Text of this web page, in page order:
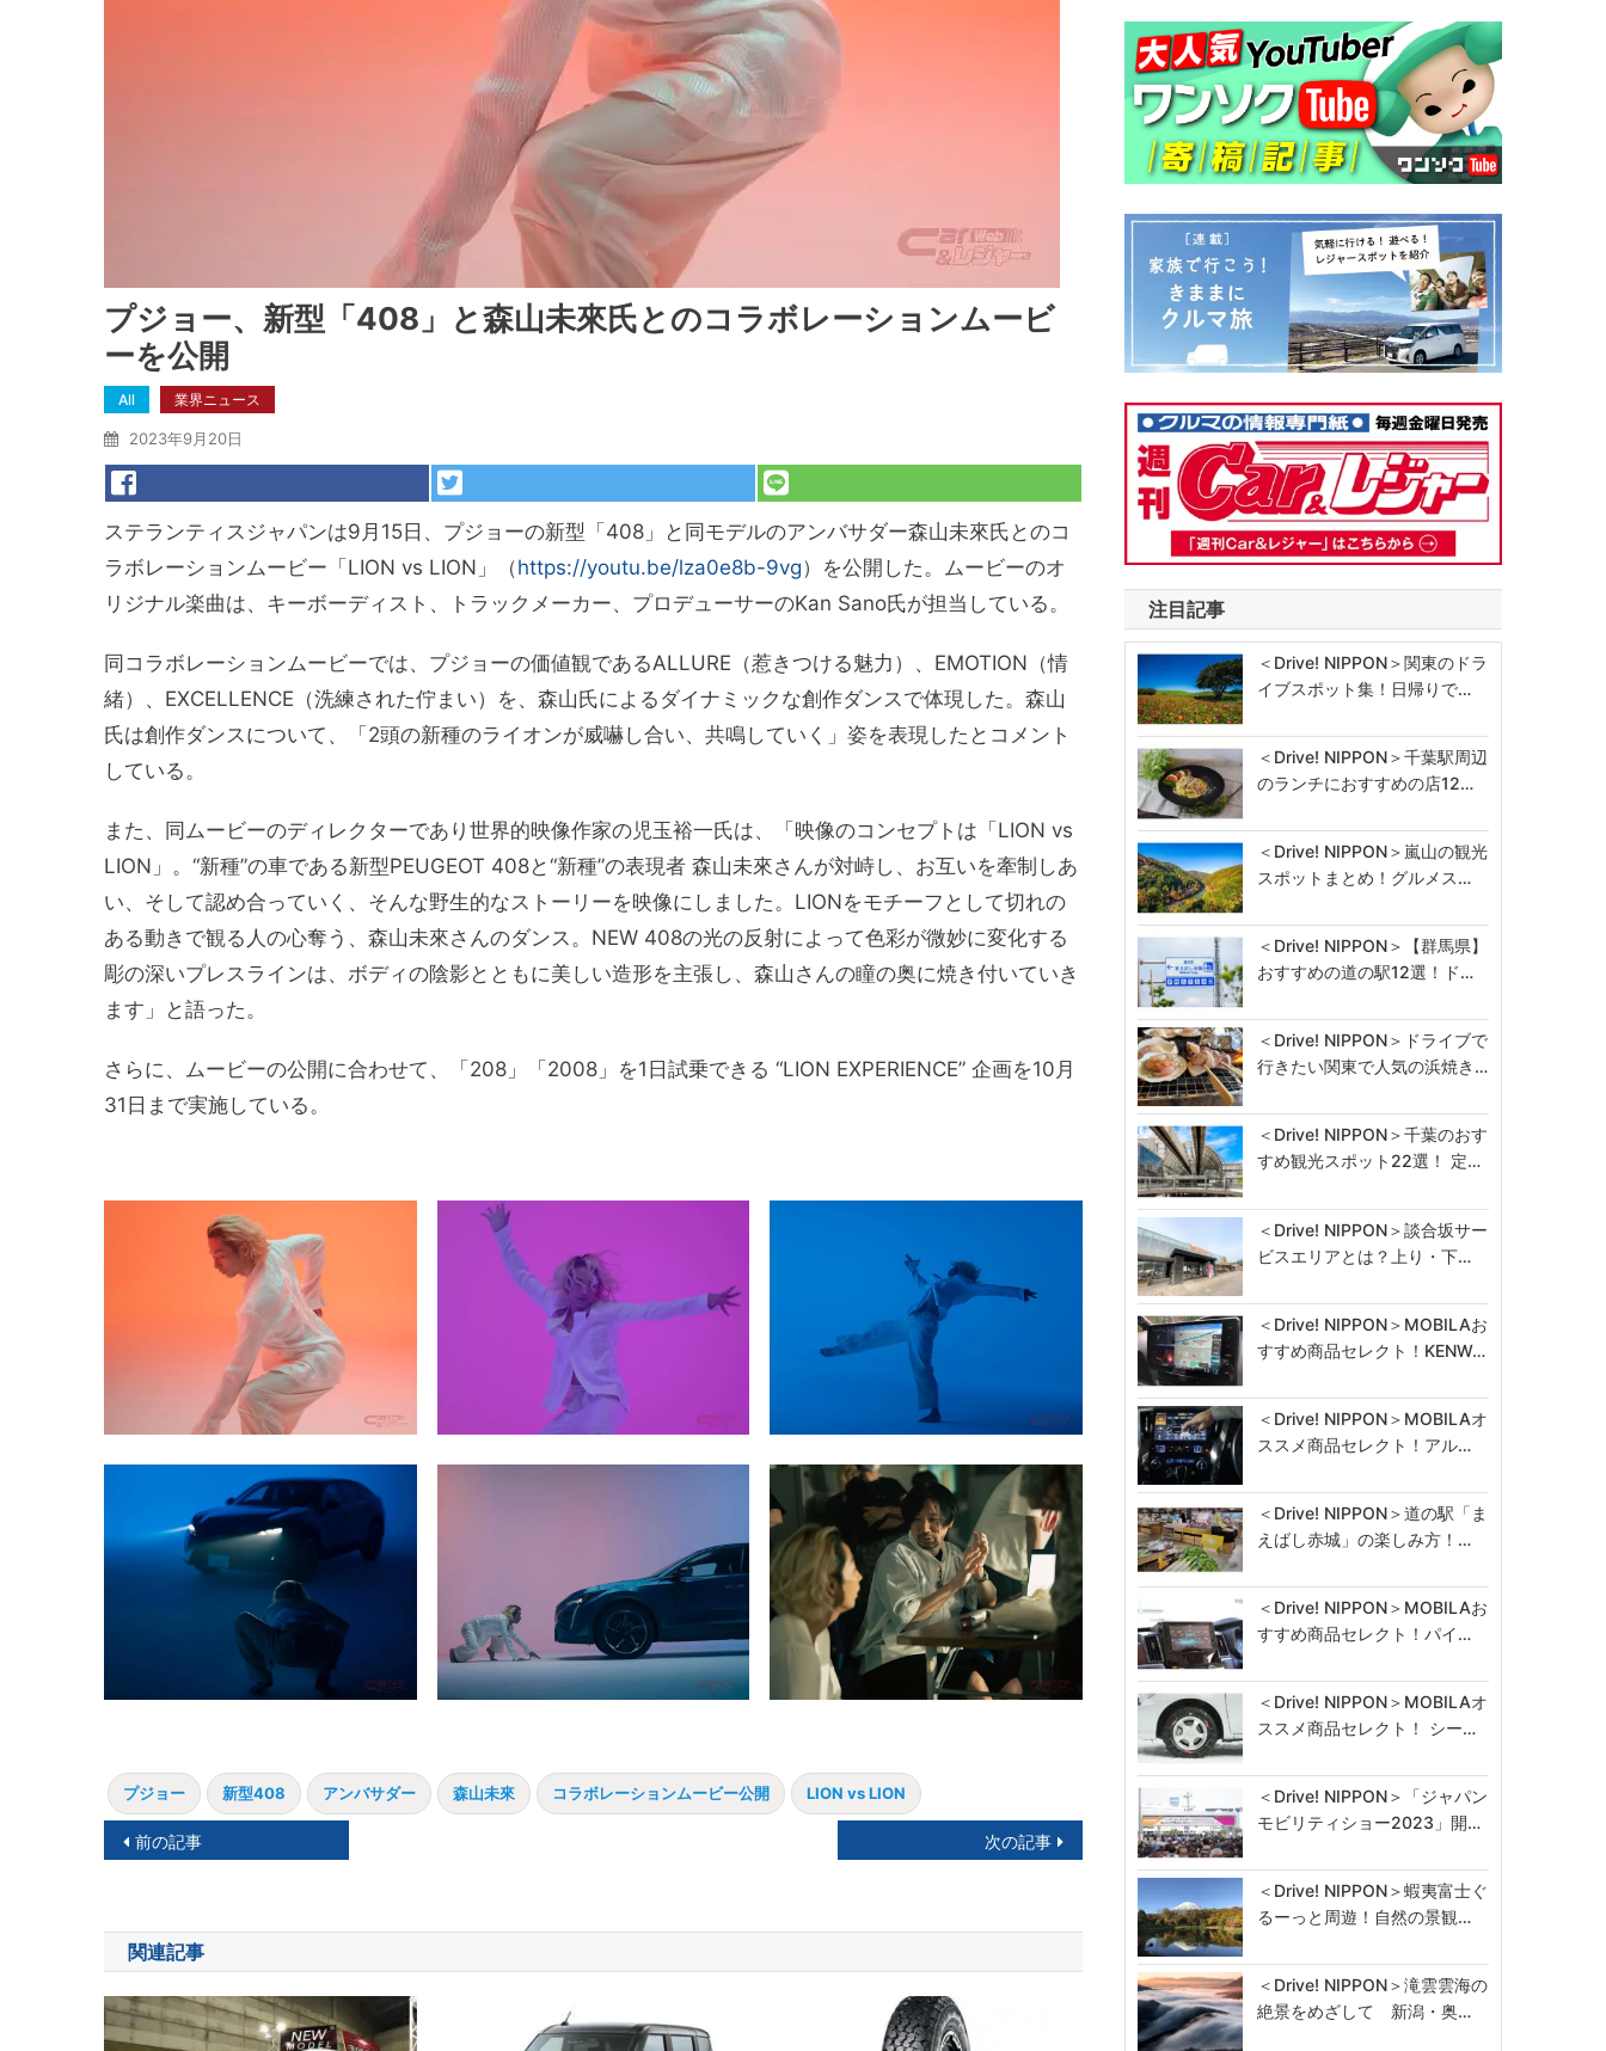
プジョー、新型「408」と森山未來氏とのコラボレーションムービ
ーを公開
All 業界ニュース
2023年9月20日
ステランティスジャパンは9月15日、プジョーの新型「408」と同モデルのアンバサダー森山未來氏とのコ
ラボレーションムービー「LION vs LION」（https://youtu.be/lza0e8b-9vg）を公開した。ムービーのオ
リジナル楽曲は、キーボーディスト、トラックメーカー、プロデューサーのKan Sano氏が担当している。
同コラボレーションムービーでは、プジョーの価値観であるALLURE（惹きつける魅力）、EMOTION（情
緒）、EXCELLENCE（洗練された佇まい）を、森山氏によるダイナミックな創作ダンスで体現した。森山
氏は創作ダンスについて、「2頭の新種のライオンが威嚇し合い、共鳴していく」姿を表現したとコメント
している。
また、同ムービーのディレクターであり世界的映像作家の児玉裕一氏は、「映像のコンセプトは「LION vs
LION」。“新種”の車である新型PEUGEOT 408と“新種”の表現者 森山未來さんが対峙し、お互いを牽制しあ
い、そして認め合っていく、そんな野生的なストーリーを映像にしました。LIONをモチーフとして切れの
ある動きで観る人の心奪う、森山未來さんのダンス。NEW 408の光の反射によって色彩が微妙に変化する
彫の深いプレスラインは、ボディの陰影とともに美しい造形を主張し、森山さんの瞳の奥に焼き付いていき
ます」と語った。
さらに、ムービーの公開に合わせて、「208」「2008」を1日試乗できる “LION EXPERIENCE” 企画を10月
31日まで実施している。
プジョー 新型408 アンバサダー 森山未來 コラボレーションムービー公開 LION vs LION
投
ナ
ビ
ゲ
前の記事 次の記事
関連記事
注目記事
＜Drive! NIPPON＞関東のドラ
イブスポット集！日帰りで…
＜Drive! NIPPON＞千葉駅周辺
のランチにおすすめの店12…
＜Drive! NIPPON＞嵐山の観光
スポットまとめ！グルメス…
＜Drive! NIPPON＞【群馬県】
おすすめの道の駅12選！ド…
＜Drive! NIPPON＞ドライブで
行きたい関東で人気の浜焼き…
＜Drive! NIPPON＞千葉のおす
すめ観光スポット22選！ 定…
＜Drive! NIPPON＞談合坂サー
ビスエリアとは？上り・下…
＜Drive! NIPPON＞MOBILAお
すすめ商品セレクト！KENW…
＜Drive! NIPPON＞MOBILAオ
ススメ商品セレクト！アル…
＜Drive! NIPPON＞道の駅「ま
えばし赤城」の楽しみ方！…
＜Drive! NIPPON＞MOBILAお
すすめ商品セレクト！パイ…
＜Drive! NIPPON＞MOBILAオ
ススメ商品セレクト！ シー…
＜Drive! NIPPON＞「ジャパン
モビリティショー2023」開…
＜Drive! NIPPON＞蝦夷富士ぐ
るーっと周遊！自然の景観…
＜Drive! NIPPON＞滝雲雲海の
絶景をめざして 新潟・奥…